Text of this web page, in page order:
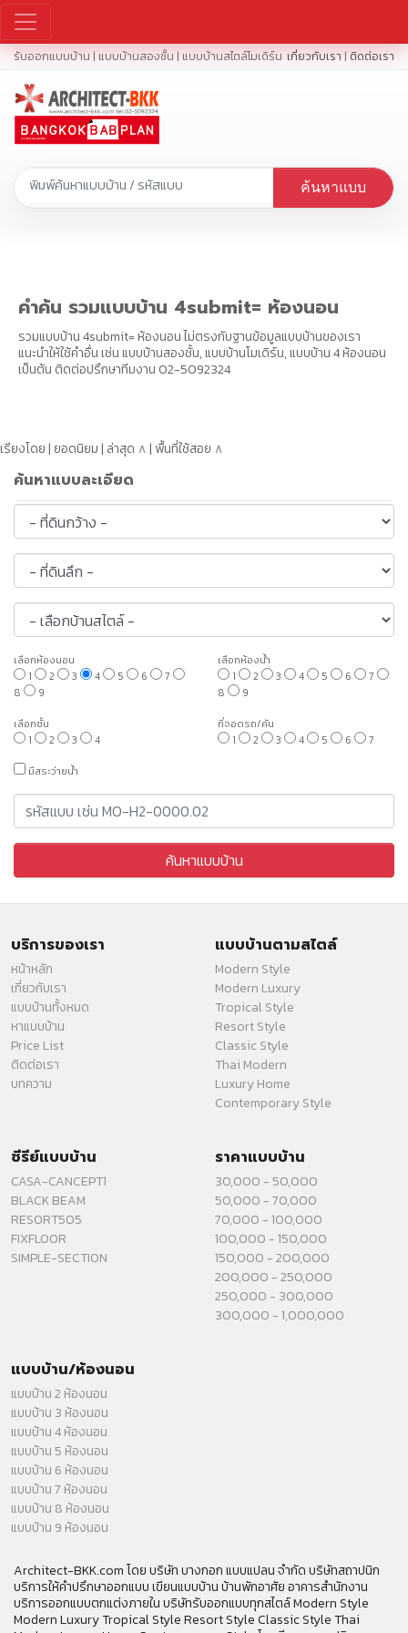
รับออกแบบบ้าน | แบบบ้านสองชั้น | แบบบ้านสไตล์โมเดิร์น เกี่ยวกับเรา | ติดต่อเรา
ค้นหาแบบ
ค้นหาแบบละเอียด
เลือกห้องนอน
1
2 3 4 5 6
7
8
9
เลือกห้องน้ำ
1
2 3 4 5 6
7
8
9
เลือกชั้น
1
2 3 4
ที่จอดรถ/คัน
1
2 3 4 5 6 7
มีสระว่ายน้ำ
คำค้น รวมแบบบ้าน 4submit= ห้องนอน
รวมแบบบ้าน 4submit= ห้องนอน ไม่ตรงกับฐานข้อมูลแบบบ้านของเรา
แนะนำให้ใช้คำอื่น เช่น แบบบ้านสองชั้น, แบบบ้านโมเดิร์น, แบบบ้าน 4 ห้องนอน
เป็นต้น ติดต่อปรึกษาทีมงาน 02-5092324
เรียงโดย | ยอดนิยม | ล่าสุด ∧| พื้นที่ใช้สอย ∧
บริการของเรา
หน้าหลัก
เกี่ยวกับเรา
แบบบ้านทั้งหมด
หาแบบบ้าน
Price List
ติดต่อเรา
บทความ
แบบบ้านตามสไตล์
Modern Style
Modern Luxury
Tropical Style
Resort Style
Classic Style
Thai Modern
Luxury Home
Contemporary Style
ซีรีย์แบบบ้าน
CASA-CANCEPT1
BLACK BEAM
RESORT505
FIXFLOOR
SIMPLE-SECTION
ราคาแบบบ้าน
30,000 - 50,000
50,000 - 70,000
70,000 - 100,000
100,000 - 150,000
150,000 - 200,000
200,000 - 250,000
250,000 - 300,000
300,000 - 1,000,000
แบบบ้าน/ห้องนอน
แบบบ้าน 2 ห้องนอน
แบบบ้าน 3 ห้องนอน
แบบบ้าน 4 ห้องนอน
แบบบ้าน 5 ห้องนอน
แบบบ้าน 6 ห้องนอน
แบบบ้าน 7 ห้องนอน
แบบบ้าน 8 ห้องนอน
แบบบ้าน 9 ห้องนอน
Architect-BKK.com โดย บริษัท บางกอก แบบแปลน จำกัด บริษัทสถาปนิก
บริการให้คำปรึกษาออกแบบ เขียนแบบบ้าน บ้านพักอาศัย อาคารสำนักงาน
บริการออกแบบตกแต่งภายใน บริษัทรับออกแบบทุกสไตล์ Modern Style
Modern Luxury Tropical Style Resort Style Classic Style Thai